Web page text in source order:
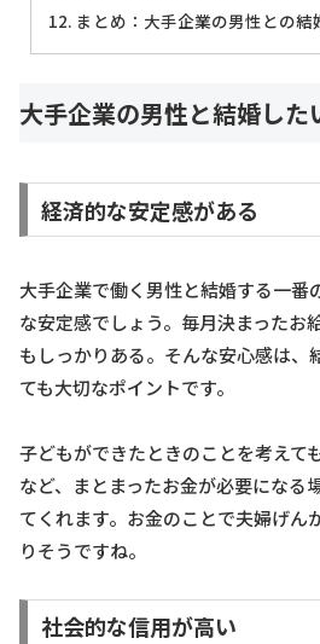
まとめ：大手企業の男性との
大手企業の男性と結婚した
経済的な安定感がある
大手企業で働く男性と結婚する一番
な安定感でしょう。毎月決まったお
もしっかりある。そんな安心感は、
ても大切なポイントです。
子どもができたときのことを考えて
など、まとまったお金が必要になる
てくれます。お金のことで夫婦げん
りそうですね。
社会的な信用が高い